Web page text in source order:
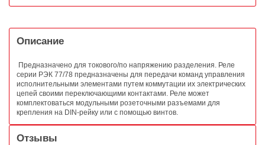
Описание
Предназначено для токового/по напряжению разделения. Реле
серии РЭК 77/78 предназначены для передачи команд управления
исполнительными элементами путем коммутации их электрических
цепей своими переключающими контактами. Реле может
комплектоваться модульными розеточными разъемами для
крепления на DIN-рейку или с помощью винтов.
Отзывы